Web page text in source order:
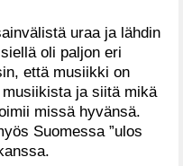
uraa ja lähdin
oli paljon eri
että musiikki on
ja siitä mikä
missä hyvänsä.
Suomessa ”ulos